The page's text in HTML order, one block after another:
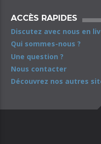
ACCÈS RAPIDES
Discutez avec nous en
Qui sommes-nous ?
Une question ?
Nous contacter
Découvrez nos autres